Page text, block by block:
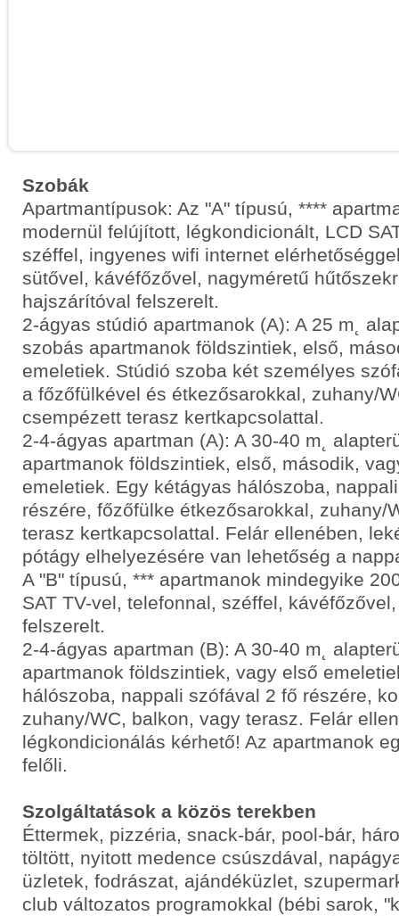
Szobák
Apartmantípusok: Az "A" típusú, ****
modernül felújított, légkondicionált, LCD
széffel, ingyenes wifi internet
sütővel, kávéfőzővel, nagyméretű
hajszárítóval felszerelt.
2-ágyas stúdió apartmanok (A): A 25 m˛
szobás apartmanok földszintiek, első,
emeletiek. Stúdió szoba két személyes
a főzőfülkével és étkezősarokkal, zuhany/
csempézett terasz kertkapcsolattal.
2-4-ágyas apartman (A): A 30-40 m˛
apartmanok földszintiek, első, második,
emeletiek. Egy kétágyas hálószoba,
részére, főzőfülke étkezősarokkal, zuhany/
terasz kertkapcsolattal. Felár ellenében,
pótágy elhelyezésére van lehetőség a
A "B" típusú, *** apartmanok mindegyike
SAT TV-vel, telefonnal, széffel,
felszerelt.
2-4-ágyas apartman (B): A 30-40 m˛
apartmanok földszintiek, vagy első
hálószoba, nappali szófával 2 fő részére,
zuhany/WC, balkon, vagy terasz. Felár
légkondicionálás kérhető! Az apartmanok
felőli.
Szolgáltatások a közös terekben
Éttermek, pizzéria, snack-bár, pool-bár,
töltött, nyitott medence csúszdával,
üzletek, fodrászat, ajándéküzlet,
club változatos programokkal (bébi sarok,